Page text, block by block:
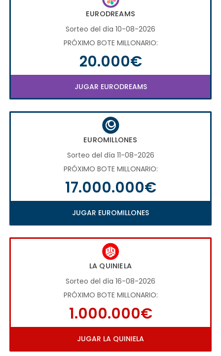
EURODREAMS
Sorteo del día 10-08-2026
PRÓXIMO BOTE MILLONARIO:
20.000€
JUGAR EURODREAMS
EUROMILLONES
Sorteo del día 11-08-2026
PRÓXIMO BOTE MILLONARIO:
17.000.000€
JUGAR EUROMILLONES
LA QUINIELA
Sorteo del día 16-08-2026
PRÓXIMO BOTE MILLONARIO:
1.000.000€
JUGAR LA QUINIELA